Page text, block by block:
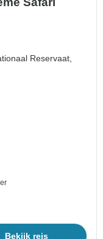
Reservaat,
Bekijk reis